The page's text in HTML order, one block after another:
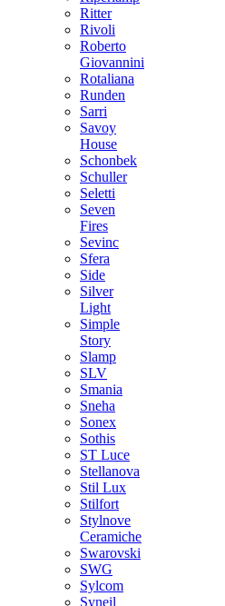
Ritter
Rivoli
Roberto
Giovannini
Rotaliana
Runden
Sarri
Savoy
House
Schonbek
Schuller
Seletti
Seven
Fires
Sevinc
Sfera
Side
Silver
Light
Simple
Story
Slamp
SLV
Smania
Sneha
Sonex
Sothis
ST Luce
Stellanova
Stil Lux
Stilfort
Stylnove
Ceramiche
Swarovski
SWG
Sylcom
Syneil